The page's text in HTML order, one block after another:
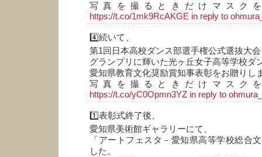
写真を撮るときだけマスク
https://t.co/1mk9RcAKGE in reply to
4️⃣続いて、
第1回日本高校ダンス部選手権公式選抜大
グランプリに輝いた光ヶ丘女子高等学校ダ
愛知県教育文化奨励賞知事表彰をお贈りし
写真を撮るときだけマスク
https://t.co/yC0Opmn3YZ in reply to
1️⃣表彰式終了後、
愛知県美術館ギャラリーにて、
「アートフェスタ－愛知県高等学校総合
した。